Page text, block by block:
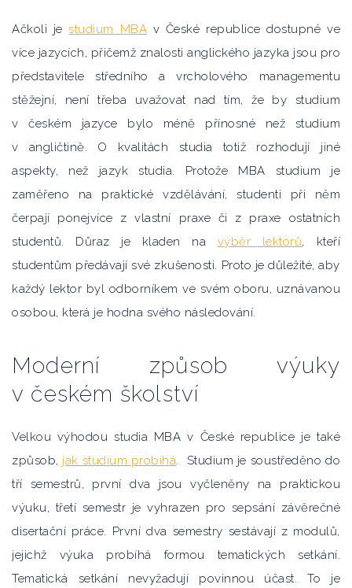
Ačkoli jestudium MBA v České republice dostupné ve
více jazycích, přičemž znalosti anglického jazyka jsou pro
představitele středního a vrcholového managementu
stěžejní, není třeba uvažovat nad tím, že by studium
v českém jazyce bylo méně přínosné než studium
v angličtině. O kvalitách studia totiž rozhodují jiné
aspekty, než jazyk studia. Protože MBA studium je
zaměřeno na praktické vzdělávání, studenti při něm
čerpají ponejvíce z vlastní praxe či z praxe ostatních
studentů. Důraz je kladen na výběr lektorů, kteří
studentům předávají své zkušenosti. Proto je důležité, aby
každý lektor byl odborníkem ve svém oboru, uznávanou
osobou, která je hodna svého následování.
Moderní způsob výuky
v českém školství
Velkou výhodou studia MBA v České republice je také
způsob, jak studium probíhá. Studium je soustředěno do
tří semestrů, první dva jsou vyčleněny na praktickou
výuku, třetí semestr je vyhrazen pro sepsání závěrečné
disertační práce. První dva semestry sestávají z modulů,
jejichž výuka probíhá formou tematických setkání.
Tematická setkání nevyžadují povinnou účast. To je